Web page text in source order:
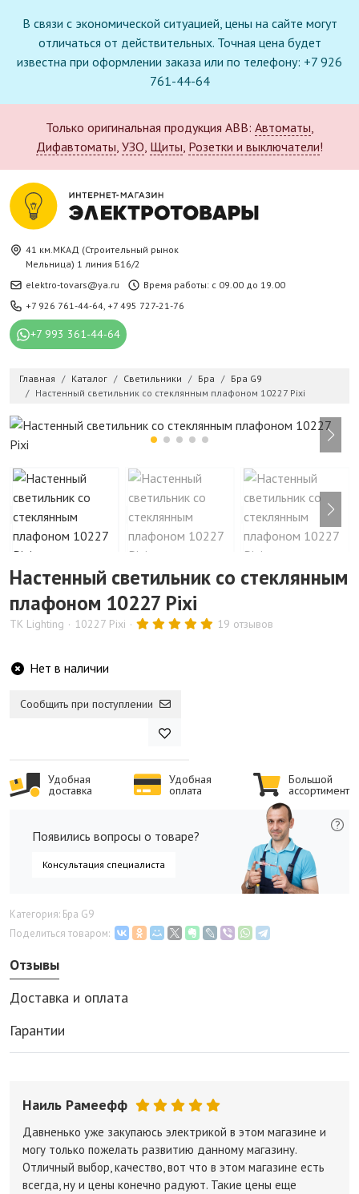
В связи с экономической ситуацией, цены на сайте могут
отличаться от действительных. Точная цена будет
известна при оформлении заказа или по телефону: +7 926
761-44-64
Только оригинальная продукция ABB: Автоматы,
Дифавтоматы, УЗО, Щиты, Розетки и выключатели!
41 км.МКАД (Строительный рынок
Мельница) 1 линия Б16/2
elektro-tovars@ya.ru
Время работы: с 09.00 до 19.00
+7 926 761-44-64, +7 495 727-21-76
+7 993 361-44-64
Главная Каталог Светильники Бра
Бра G9
Настенный светильник со стеклянным плафоном 10227 Pixi
Настенный светильник со стеклянным
плафоном 10227 Pixi
TK Lighting 10227 Pixi 19 отзывов
Нет в наличии
Сообщить при поступлении
Удобная
доставка
Удобная
оплата
Большой
ассортимент
Появились вопросы о товаре?
Консультация специалиста
Категория: Бра G9
Поделиться товаром:
Отзывы
Доставка и оплата
Гарантии
Наиль Рамеефф
Давненько уже закупаюсь электрикой в этом магазине и
могу только пожелать развитию данному магазину.
Отличный выбор, качество, вот что в этом магазине есть
всегда, ну и цены конечно радуют. Такие цены еще